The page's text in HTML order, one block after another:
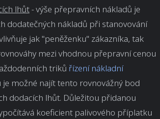
lhůt- výše přepravních nákladů je
dodatečných nákladů při stanovování
jak "peněženku" zákazníka, tak
mezi vhodnou přepravní cenou
triků řízení nákladní
je možné najít tento rovnovážný bod
dodacích lhůt. Důležitou přidanou
koeficient palivového příplatku